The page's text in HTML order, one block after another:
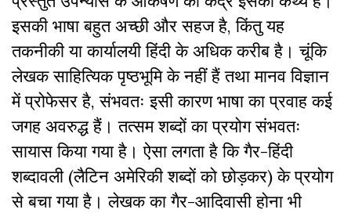
इसकी भाषा बहुत अच्छी और सहज है, किंतु यह
तकनीकी या कार्यालयी हिंदी के अधिक करीब है। चूंकि
लेखक साहित्यिक पृष्ठभूमि के नहीं हैं तथा मानव विज्ञान
में प्रोफेसर है, संभवतः इसी कारण भाषा का प्रवाह कई
जगह अवरुद्ध हैं। तत्सम शब्दों का प्रयोग संभवतः
सायास किया गया है। ऐसा लगता है कि गैर-हिंदी
शब्दावली (लैटिन अमेरिकी शब्दों को छोड़कर) के प्रयोग
से बचा गया है। लेखक का गैर-आदिवासी होना भी